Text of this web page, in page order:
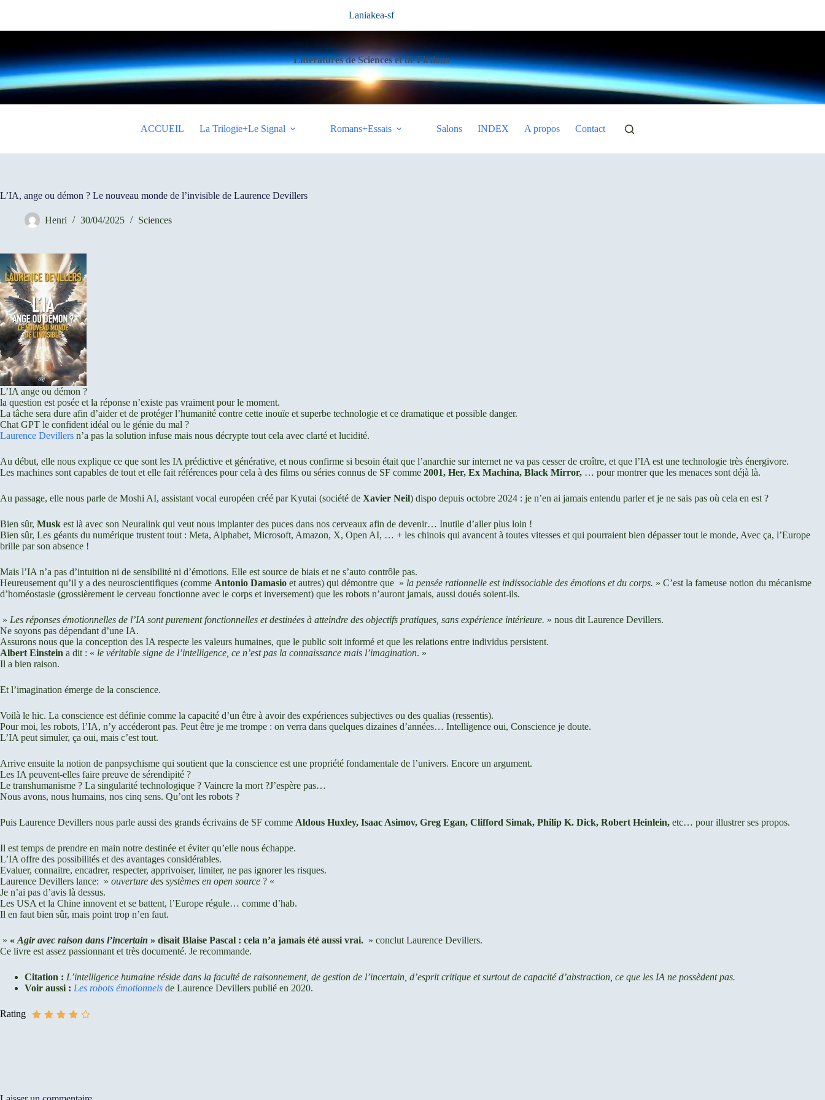
Laniakea-sf
Littératures de Sciences et de Fictions
ACCUEIL La Trilogie+Le Signal Romans+Essais Salons INDEX A propos Contact
L’IA, ange ou démon ? Le nouveau monde de l’invisible de Laurence Devillers
Henri 30/04/2025 Sciences
L’IA ange ou démon ?
la question est posée et la réponse n’existe pas vraiment pour le moment.
La tâche sera dure afin d’aider et de protéger l’humanité contre cette inouïe et superbe technologie et ce dramatique et possible danger.
Chat GPT le confident idéal ou le génie du mal ?
Laurence Devillers n’a pas la solution infuse mais nous décrypte tout cela avec clarté et lucidité.
Au début, elle nous explique ce que sont les IA prédictive et générative, et nous confirme si besoin était que l’anarchie sur internet ne va pas cesser de croître, et que l’IA est une technologie très énergivore.
Les machines sont capables de tout et elle fait références pour cela à des films ou séries connus de SF comme 2001, Her, Ex Machina, Black Mirror, … pour montrer que les menaces sont déjà là.
Au passage, elle nous parle de Moshi AI, assistant vocal européen créé par Kyutai (société de Xavier Neil) dispo depuis octobre 2024 : je n’en ai jamais entendu parler et je ne sais pas où cela en est ?
Bien sûr, Musk est là avec son Neuralink qui veut nous implanter des puces dans nos cerveaux afin de devenir… Inutile d’aller plus loin !
Bien sûr, Les géants du numérique trustent tout : Meta, Alphabet, Microsoft, Amazon, X, Open AI, … + les chinois qui avancent à toutes vitesses et qui pourraient bien dépasser tout le monde, Avec ça, l’Europe
brille par son absence !
Mais l’IA n’a pas d’intuition ni de sensibilité ni d’émotions. Elle est source de biais et ne s’auto contrôle pas.
Heureusement qu’il y a des neuroscientifiques (comme Antonio Damasio et autres) qui démontre que » la pensée rationnelle est indissociable des émotions et du corps. » C’est la fameuse notion du mécanisme
d’homéostasie (grossièrement le cerveau fonctionne avec le corps et inversement) que les robots n’auront jamais, aussi doués soient-ils.
» Les réponses émotionnelles de l’IA sont purement fonctionnelles et destinées à atteindre des objectifs pratiques, sans expérience intérieure. » nous dit Laurence Devillers.
Ne soyons pas dépendant d’une IA.
Assurons nous que la conception des IA respecte les valeurs humaines, que le public soit informé et que les relations entre individus persistent.
Albert Einstein a dit : « le véritable signe de l’intelligence, ce n’est pas la connaissance mais l’imagination. »
Il a bien raison.
Et l’imagination émerge de la conscience.
Voilà le hic. La conscience est définie comme la capacité d’un être à avoir des expériences subjectives ou des qualias (ressentis).
Pour moi, les robots, l’IA, n’y accéderont pas. Peut être je me trompe : on verra dans quelques dizaines d’années… Intelligence oui, Conscience je doute.
L’IA peut simuler, ça oui, mais c’est tout.
Arrive ensuite la notion de panpsychisme qui soutient que la conscience est une propriété fondamentale de l’univers. Encore un argument.
Les IA peuvent-elles faire preuve de sérendipité ?
Le transhumanisme ? La singularité technologique ? Vaincre la mort ?J’espère pas…
Nous avons, nous humains, nos cinq sens. Qu’ont les robots ?
Puis Laurence Devillers nous parle aussi des grands écrivains de SF comme Aldous Huxley, Isaac Asimov, Greg Egan, Clifford Simak, Philip K. Dick, Robert Heinlein, etc… pour illustrer ses propos.
Il est temps de prendre en main notre destinée et éviter qu’elle nous échappe.
L’IA offre des possibilités et des avantages considérables.
Evaluer, connaitre, encadrer, respecter, apprivoiser, limiter, ne pas ignorer les risques.
Laurence Devillers lance: » ouverture des systèmes en open source ? «
Je n’ai pas d’avis là dessus.
Les USA et la Chine innovent et se battent, l’Europe régule… comme d’hab.
Il en faut bien sûr, mais point trop n’en faut.
» « Agir avec raison dans l’incertain » disait Blaise Pascal : cela n’a jamais été aussi vrai. » conclut Laurence Devillers.
Ce livre est assez passionnant et très documenté. Je recommande.
Citation : L’intelligence humaine réside dans la faculté de raisonnement, de gestion de l’incertain, d’esprit critique et surtout de capacité d’abstraction, ce que les IA ne possèdent pas.
Voir aussi : Les robots émotionnels de Laurence Devillers publié en 2020.
Rating